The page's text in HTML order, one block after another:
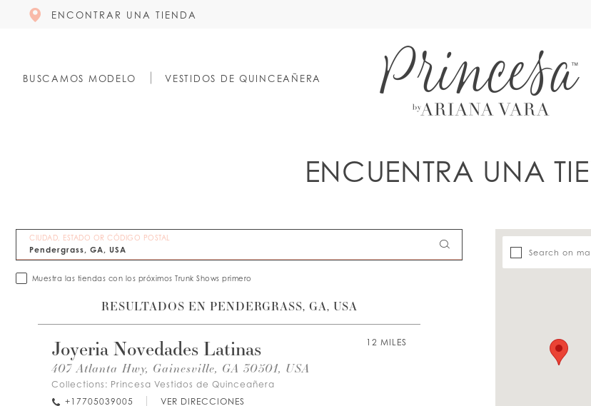
ENCONTRAR UNA TIENDA
BUSCAMOS MODELO VESTIDOS DE QUINCEAÑERA
ENCUENTRA UNA
CIUDAD, ESTADO OR CÓDIGO POSTAL
Muestra las tiendas con los próximos Trunk Shows primero
Search on
RESULTADOS EN PENDERGRASS, GA, USA
12 MILES
Joyeria Novedades Latinas
407 Atlanta Hwy, Gainesville, GA 30501, USA
Collections: Princesa Vestidos de Quinceañera
+17705039005
VER DIRECCIONES